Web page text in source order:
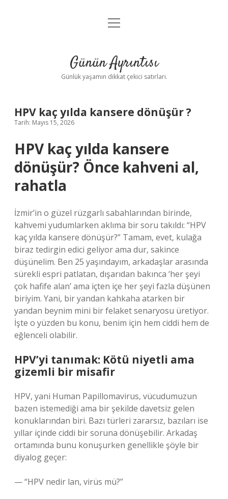
Anasayfa
Yasal Uyarı
menüyü
Günün Ayrıntısı
Günlük yaşamın dikkat çekici satırları.
HPV kaç yılda kansere dönüşür ?
Tarih: Mayıs 15, 2026
HPV kaç yılda kansere
dönüşür? Önce kahveni al,
rahatla
İzmir’in o güzel rüzgarlı sabahlarından birinde,
kahvemi yudumlarken aklıma bir soru takıldı: “HPV
kaç yılda kansere dönüşür?” Tamam, evet, kulağa
biraz tedirgin edici geliyor ama dur, sakince
düşünelim. Ben 25 yaşındayım, arkadaşlar arasında
sürekli espri patlatan, dışarıdan bakınca ‘her şeyi
çok hafife alan’ ama içten içe her şeyi fazla düşünen
biriyim. Yani, bir yandan kahkaha atarken bir
yandan beynim mini bir felaket senaryosu üretiyor.
İşte o yüzden bu konu, benim için hem ciddi hem de
eğlenceli olabilir.
HPV’yi tanımak: Kötü niyetli ama
gizemli bir misafir
HPV, yani Human Papillomavirus, vücudumuzun
bazen istemediği ama bir şekilde davetsiz gelen
konuklarından biri. Bazı türleri zararsız, bazıları ise
yıllar içinde ciddi bir soruna dönüşebilir. Arkadaş
ortamında bunu konuşurken genellikle şöyle bir
diyalog geçer:
— “HPV nedir lan, virüs mü?”